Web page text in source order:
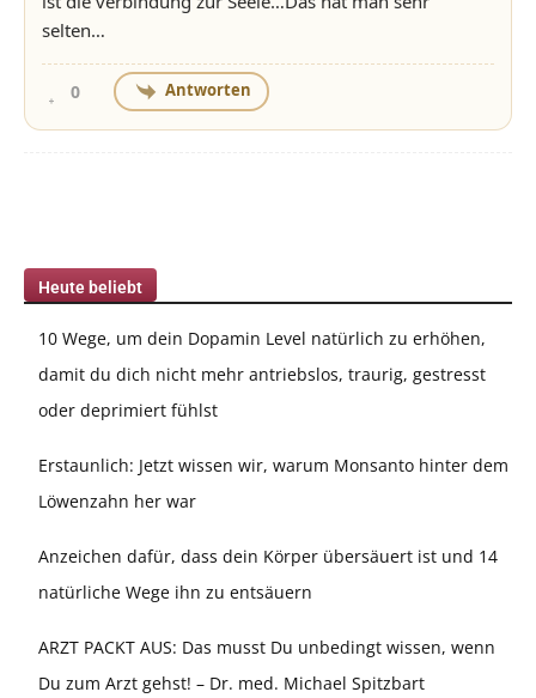
selten…
0 Antworten
Heute beliebt
10 Wege, um dein Dopamin Level natürlich zu erhöhen,
damit du dich nicht mehr antriebslos, traurig, gestresst
oder deprimiert fühlst
Erstaunlich: Jetzt wissen wir, warum Monsanto hinter dem
Löwenzahn her war
Anzeichen dafür, dass dein Körper übersäuert ist und 14
natürliche Wege ihn zu entsäuern
ARZT PACKT AUS: Das musst Du unbedingt wissen, wenn
Du zum Arzt gehst! – Dr. med. Michael Spitzbart